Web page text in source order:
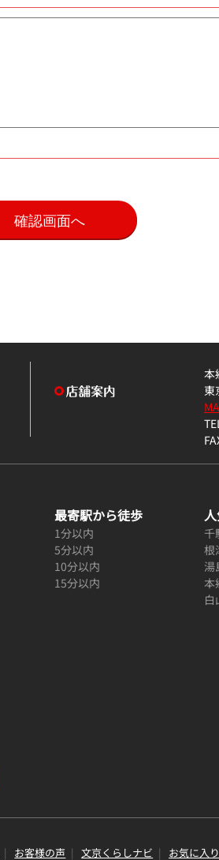
本
東
最寄駅から徒歩
1分以内
5分以内
10分以内
15分以内
千
根
湯
本
白
お客様の声 文京くらしナビ お気に入